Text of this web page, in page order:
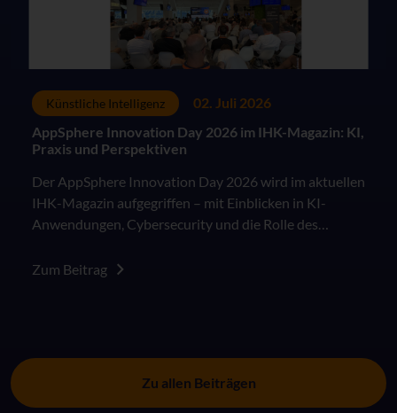
Künstliche Intelligenz
02. Juli 2026
AppSphere Innovation Day 2026 im IHK-Magazin: KI,
Praxis und Perspektiven
Der AppSphere Innovation Day 2026 wird im aktuellen
IHK-Magazin aufgegriffen – mit Einblicken in KI-
Anwendungen, Cybersecurity und die Rolle des
Zum Beitrag
Zu allen Beiträgen